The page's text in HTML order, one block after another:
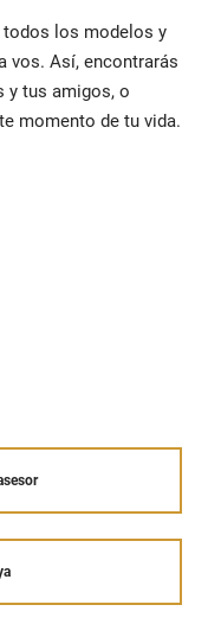
todos los modelos y
vos. Así, encontrarás
y tus amigos, o
momento de tu vida.